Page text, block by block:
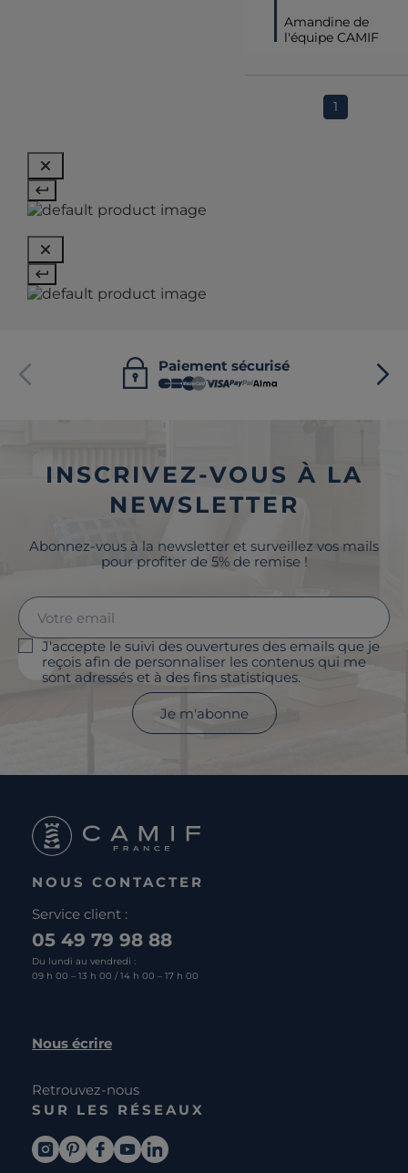
Amandine de
l'équipe CAMIF
1
Paiement sécurisé
INSCRIVEZ-VOUS À LA
NEWSLETTER
Abonnez-vous à la newsletter et surveillez vos mails
pour profiter de 5% de remise !
J'accepte le suivi des ouvertures des emails que je
reçois afin de personnaliser les contenus qui me
sont adressés et à des fins statistiques.
Je m'abonne
NOUS CONTACTER
Service client :
05 49 79 98 88
Du lundi au vendredi :
09 h 00 – 13 h 00 / 14 h 00 – 17 h 00
Nous écrire
Retrouvez-nous
SUR LES RÉSEAUX